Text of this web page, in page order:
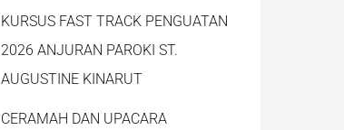
KURSUS FAST TRACK PENGUATAN
2026 ANJURAN PAROKI ST.
AUGUSTINE KINARUT
CERAMAH DAN UPACARA